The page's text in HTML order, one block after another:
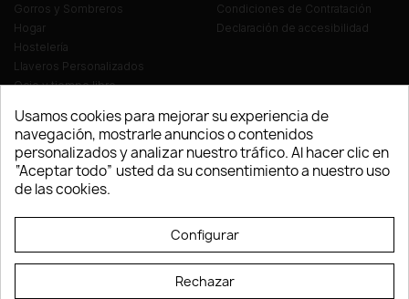
Gorros y Sombreros
Hogar
Hostelería
Llaveros Personalizados
Ocio y tiempo libre
Ropa y Textil
Tecnología
Verano y playa
Vestuario laboral
Condiciones de Contratación
Declaración de accesibilidad
© LEVELPRINT - 2026
Usamos cookies para mejorar su experiencia de
navegación, mostrarle anuncios o contenidos
personalizados y analizar nuestro tráfico. Al hacer clic en
“Aceptar todo” usted da su consentimiento a nuestro uso
de las cookies.
Configurar
Rechazar